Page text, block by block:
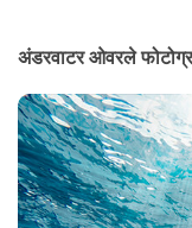
अंडरवाटर ओवरले